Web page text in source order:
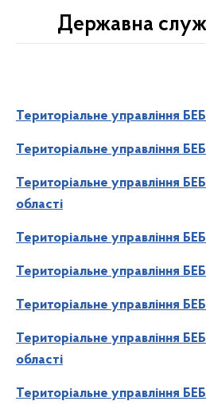
Державна
Територіальне управління
Територіальне управління
Територіальне управління
області
Територіальне управління
Територіальне управління
Територіальне управління
Територіальне управління
області
Територіальне управління